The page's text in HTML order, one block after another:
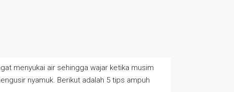
menyukai air sehingga wajar ketika musim
nyamuk. Berikut adalah 5 tips ampuh